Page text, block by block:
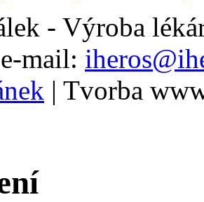
- Výroba
mail:
| Tvorba